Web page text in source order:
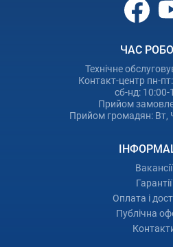
ЧАС
Технічне
Контакт-центр пн-
сб-нд: 10:00-
Прийом
Прийом громадян: Вт,
Вакансії
Гарантії
Оплата і
Публічна